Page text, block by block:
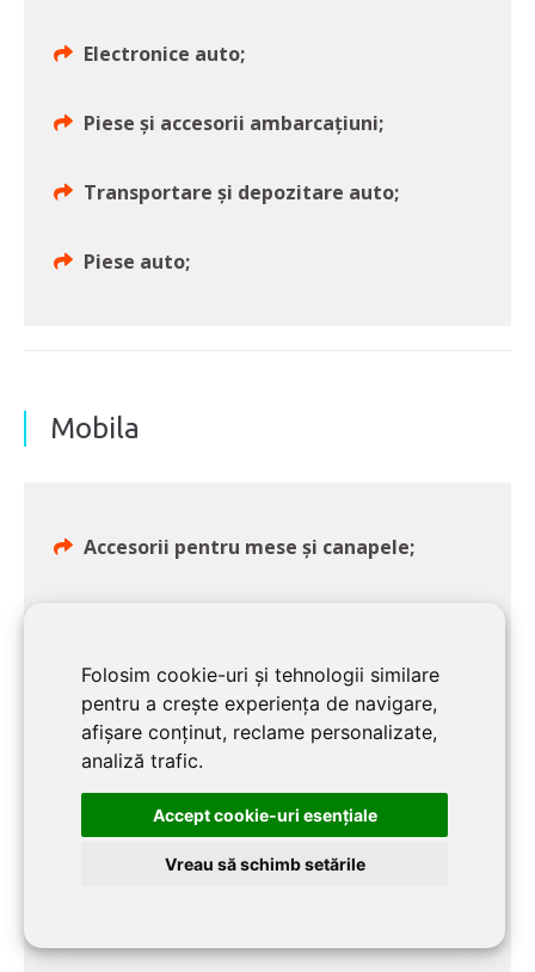
Folosim cookie-uri și tehnologii similare
pentru a crește experiența de navigare,
afișare conținut, reclame personalizate,
analiză trafic.
Accept cookie-uri esenţiale
Vreau să schimb setările
Electronice auto;
Piese și accesorii ambarcațiuni;
Transportare și depozitare auto;
Piese auto;
Mobila
Accesorii pentru mese și canapele;
Mobilier pentru copii mici și
bebeluși;
Mobilier pentru exterior;
Mobilier pentru birou;